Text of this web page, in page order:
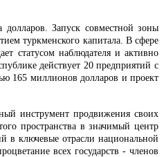
долларов. Запуск совместной зоны
туркменского капитала. В сфере
статусом наблюдателя и активно
действует 20 предприятий с
165 миллионов долларов и проект
инструмент продвижения своих
пространства в значимый центр
в ключевые отрасли национальной
всех государств - членов